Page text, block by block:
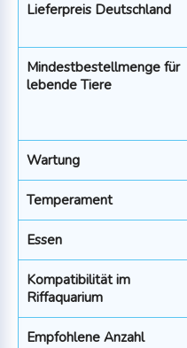
Lieferpreis Deutschland
Mindestbestellmenge für
lebende Tiere
Wartung
Temperament
Essen
Kompatibilität im
Riffaquarium
Empfohlene Anzahl